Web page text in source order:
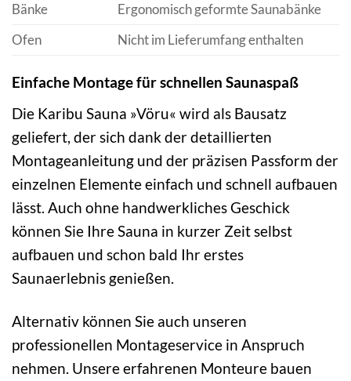
Bänke
Ergonomisch geformte Saunabänke
Ofen
Nicht im Lieferumfang enthalten
Einfache Montage für schnellen Saunaspaß
Die Karibu Sauna »Vöru« wird als Bausatz
geliefert, der sich dank der detaillierten
Montageanleitung und der präzisen Passform der
einzelnen Elemente einfach und schnell aufbauen
lässt. Auch ohne handwerkliches Geschick
können Sie Ihre Sauna in kurzer Zeit selbst
aufbauen und schon bald Ihr erstes
Saunaerlebnis genießen.
Alternativ können Sie auch unseren
professionellen Montageservice in Anspruch
nehmen. Unsere erfahrenen Monteure bauen